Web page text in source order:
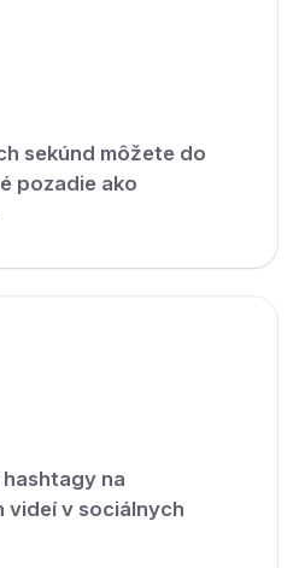
sekúnd môžete do
pozadie ako
na
videí v sociálnych